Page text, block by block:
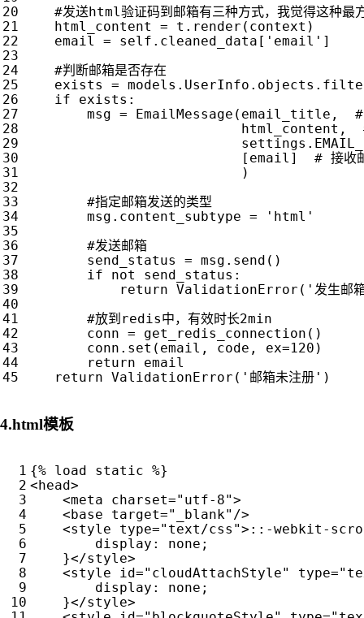
#发送html验证码到邮箱有三种方式，我觉得这种最
html_content
= t . render ( context )
email
= self . cleaned_data [ 'email' ]
#判断邮箱是否存在
exists
= models . UserInfo . objects .
if
exists :
msg = EmailMessage ( email_title ,
html_content ,
settings .
[ email ]
# 接收
)
#指定邮箱发送的类型
msg . content_subtype =
'html'
#发送邮箱
send_status
= msg . send ()
if
not send_status :
return ValidationError ( '发生邮
#放到redis中，有效时长2min
conn = get_redis_connection ()
conn . set ( email , code , ex=120 )
return
email
return ValidationError ( '邮箱未注册' )
4.html模板
<head>
<meta charset="utf-8">
<base target="_blank" />
<style type="text/css">:: -webkit-
display : none ;
}</style>
<style id="cloudAttachStyle" type=
display : none ;
}</style>